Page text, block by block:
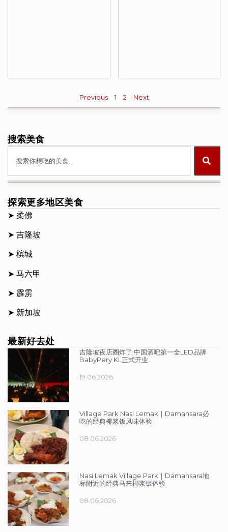
Previous 1 2 Next
搜索美食
探索更多地区美食
➤ 柔佛
➤ 吉隆坡
➤ 槟城
➤ 马六甲
➤ 霹雳
➤ 新加坡
最新好去处
吉隆坡夜店圈炸了:中国酒吧第一全LED品牌
BabyPery KL正式开业
19.06.2026
Village Park Nasi Lemak｜Damansara必
吃的经典椰浆饭风味体验
08.06.2026
Nasi Lemak Village Park｜Damansara地
标附近的经典马来椰浆饭体验
08.06.2026